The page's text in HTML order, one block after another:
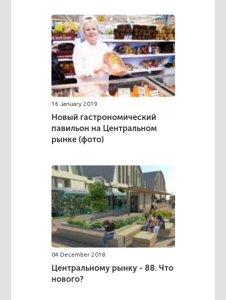
16 January 2019
Новый гастрономический
павильон на Центральном
рынке (фото)
04 December 2018
Центральному рынку - 88. Что
нового?